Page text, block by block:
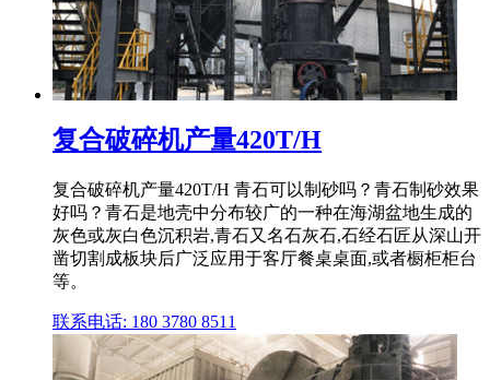
复合破碎机产量420T/H
复合破碎机产量420T/H 青石可以制砂吗？青石制砂效果
好吗？青石是地壳中分布较广的一种在海湖盆地生成的
灰色或灰白色沉积岩,青石又名石灰石,石经石匠从深山开
凿切割成板块后广泛应用于客厅餐桌桌面,或者橱柜柜台
等。
联系电话: 180 3780 8511